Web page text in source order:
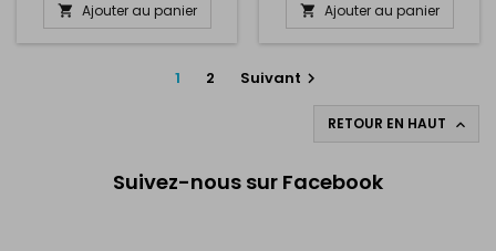
 Ajouter au panier  Ajouter au panier
1 2 Suivant 
RETOUR EN HAUT 
Suivez-nous sur Facebook